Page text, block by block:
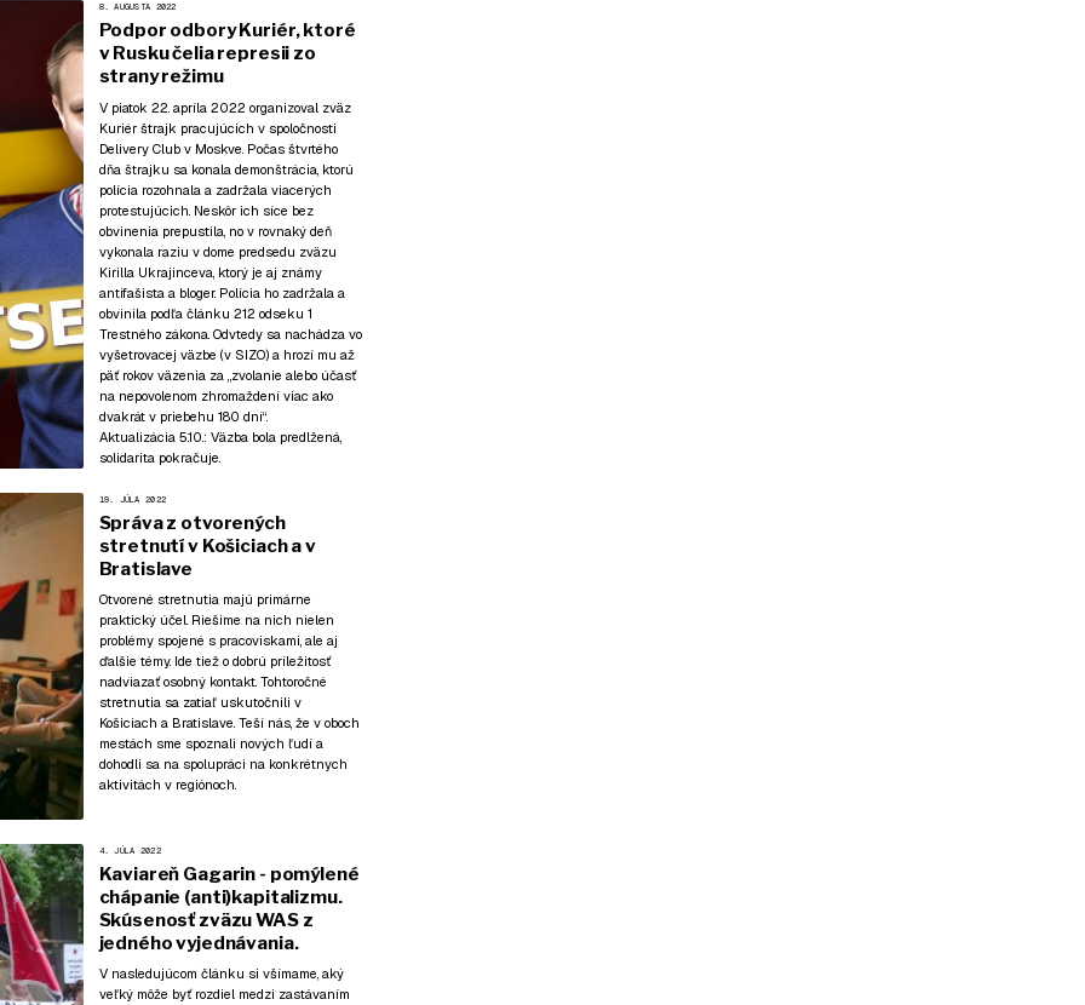
8. AUGUSTA 2022
Podpor odbory Kuriér, ktoré
v Rusku čelia represii zo
strany režimu
V piatok 22. apríla 2022 organizoval zväz
Kuriér štrajk pracujúcich v spoločnosti
Delivery Club v Moskve. Počas štvrtého
dňa štrajku sa konala demonštrácia, ktorú
polícia rozohnala a zadržala viacerých
protestujúcich. Neskôr ich síce bez
obvinenia prepustila, no v rovnaký deň
vykonala raziu v dome predsedu zväzu
Kirilla Ukrajinceva, ktorý je aj známy
antifašista a bloger. Polícia ho zadržala a
obvinila podľa článku 212 odseku 1
Trestného zákona. Odvtedy sa nachádza vo
vyšetrovacej väzbe (v SIZO) a hrozí mu až
päť rokov väzenia za „zvolanie alebo účasť
na nepovolenom zhromaždení viac ako
dvakrát v priebehu 180 dní“.
Aktualizácia 5.10.: Väzba bola predlžená,
solidarita pokračuje.
19. JÚLA 2022
Správa z otvorených
stretnutí v Košiciach a v
Bratislave
Otvorené stretnutia majú primárne
praktický účel. Riešime na nich nielen
problémy spojené s pracoviskami, ale aj
ďalšie témy. Ide tiež o dobrú príležitosť
nadviazať osobný kontakt. Tohtoročné
stretnutia sa zatiaľ uskutočnili v
Košiciach a Bratislave. Teší nás, že v oboch
mestách sme spoznali nových ľudí a
dohodli sa na spolupráci na konkrétnych
aktivitách v regiónoch.
4. JÚLA 2022
Kaviareň Gagarin - pomýlené
chápanie (anti)kapitalizmu.
Skúsenosť zväzu WAS z
jedného vyjednávania.
V nasledujúcom článku si všímame, aký
veľký môže byť rozdiel medzi zastávaním